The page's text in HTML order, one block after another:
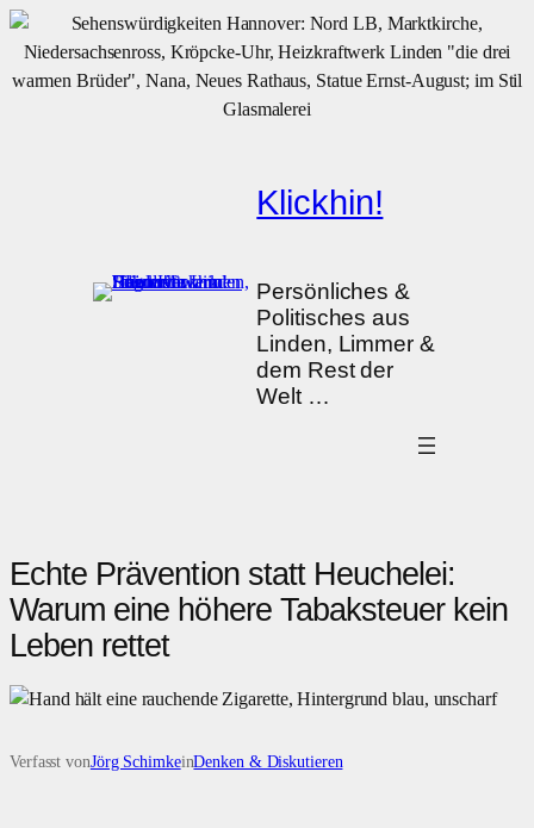
Zum
Inhalt
springen
Klickhin!
Persönliches &
Politisches aus
Linden, Limmer &
dem Rest der
Welt …
Echte Prävention statt Heuchelei:
Warum eine höhere Tabaksteuer kein
Leben rettet
Verfasst vonJörg SchimkeinDenken & Diskutieren